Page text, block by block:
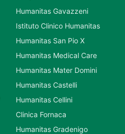
Humanitas Gavazzeni
Istituto Clinico Humanitas
Humanitas San Pio X
Humanitas Medical Care
Humanitas Mater Domini
Humanitas Castelli
Humanitas Cellini
Clinica Fornaca
Humanitas Gradenigo